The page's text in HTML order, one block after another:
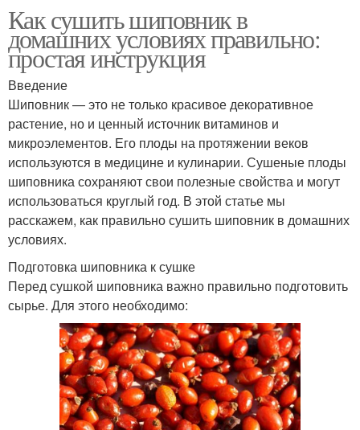
Как сушить шиповник в
домашних условиях правильно:
простая инструкция
Введение
Шиповник — это не только красивое декоративное
растение, но и ценный источник витаминов и
микроэлементов. Его плоды на протяжении веков
используются в медицине и кулинарии. Сушеные плоды
шиповника сохраняют свои полезные свойства и могут
использоваться круглый год. В этой статье мы
расскажем, как правильно сушить шиповник в домашних
условиях.
Подготовка шиповника к сушке
Перед сушкой шиповника важно правильно подготовить
сырье. Для этого необходимо: